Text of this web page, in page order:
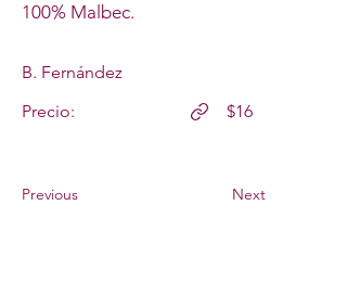
100% Malbec.
B. Fernández
Precio:
Previous
$16
Next